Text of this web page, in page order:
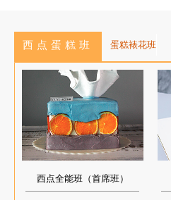
西点蛋糕班 蛋糕裱花班
西点全能班（首席班）